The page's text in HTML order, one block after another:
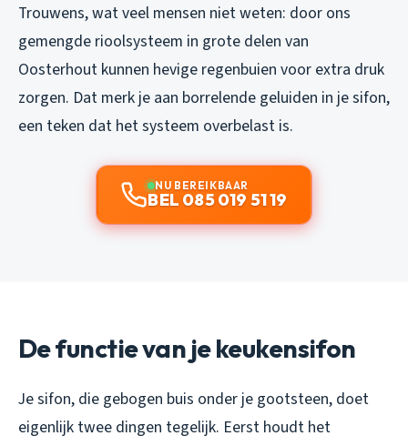
Trouwens, wat veel mensen niet weten: door ons
gemengde rioolsysteem in grote delen van
Oosterhout kunnen hevige regenbuien voor extra druk
zorgen. Dat merk je aan borrelende geluiden in je sifon,
een teken dat het systeem overbelast is.
NU BEREIKBAAR
BEL 085 019 51 19
De functie van je keukensifon
Je sifon, die gebogen buis onder je gootsteen, doet
eigenlijk twee dingen tegelijk. Eerst houdt het